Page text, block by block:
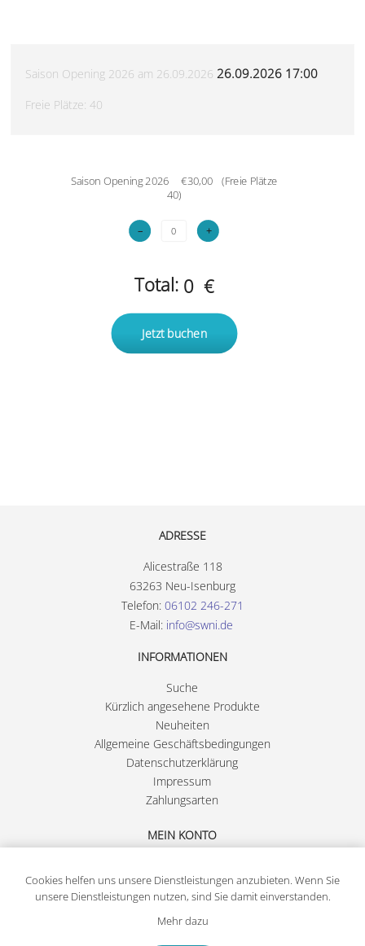
Saison Opening 2026 am 26.09.202626.09.2026 17:00
Freie Plätze:40
Saison Opening 2026 €30,00
(Freie Plätze
40)
– +
Total: 0 €
ADRESSE
Alicestraße 118
63263 Neu-Isenburg
Telefon: 06102 246-271
E-Mail: info@swni.de
INFORMATIONEN
Suche
Kürzlich angesehene Produkte
Neuheiten
Allgemeine Geschäftsbedingungen
Datenschutzerklärung
Impressum
Zahlungsarten
MEIN KONTO
Anmelden
Cookies helfen uns unsere Dienstleistungen anzubieten. Wenn Sie
unsere Dienstleistungen nutzen, sind Sie damit einverstanden.
Mehr dazu